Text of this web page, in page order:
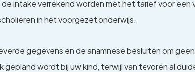
intake verrekend worden met het tarief voor een
in het voorgezet onderwijs.
gegevens en de anamnese besluiten om
wordt bij uw kind, terwijl van tevoren al